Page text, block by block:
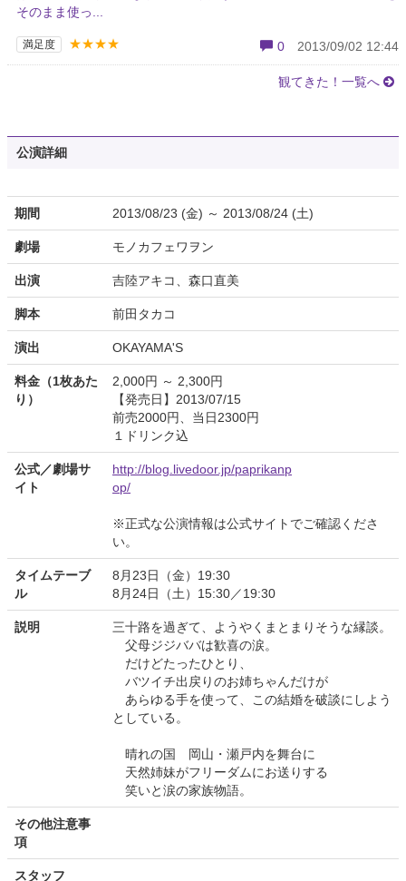
そのまま使っ...
満足度 ★★★★ 0 2013/09/02 12:44
観てきた！一覧へ
公演詳細
期間 2013/08/23 (金) ～ 2013/08/24 (土)
劇場 モノカフェワヲン
出演 吉陸アキコ、森口直美
脚本 前田タカコ
演出 OKAYAMA'S
料金（1枚あた
り）
2,000円 ～ 2,300円
【発売日】2013/07/15
前売2000円、当日2300円
１ドリンク込
公式／劇場サ
イト
http://blog.livedoor.jp/paprikanp
op/
※正式な公演情報は公式サイトでご確認くださ
い。
タイムテーブ
ル
8月23日（金）19:30
8月24日（土）15:30／19:30
説明
三十路を過ぎて、ようやくまとまりそうな縁談。
父母ジジババは歓喜の涙。
だけどたったひとり、
バツイチ出戻りのお姉ちゃんだけが
あらゆる手を使って、この結婚を破談にしよう
としている。
晴れの国 岡山・瀬戸内を舞台に
天然姉妹がフリーダムにお送りする
笑いと涙の家族物語。
その他注意事
項
スタッフ